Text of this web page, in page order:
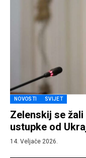
NOVOSTI SVIJET
Zelenskij se
ustupke od
14. Veljače 2026.